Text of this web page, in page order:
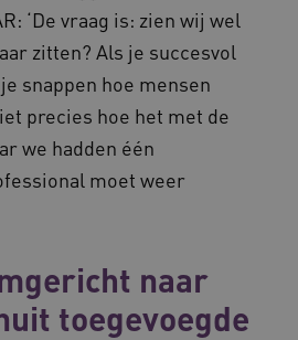
‘De vraag is: zien wij wel
zitten? Als je succesvol
snappen hoe mensen
precies hoe het met de
we hadden één
moet weer
naar
toegevoegde
.youtube.com